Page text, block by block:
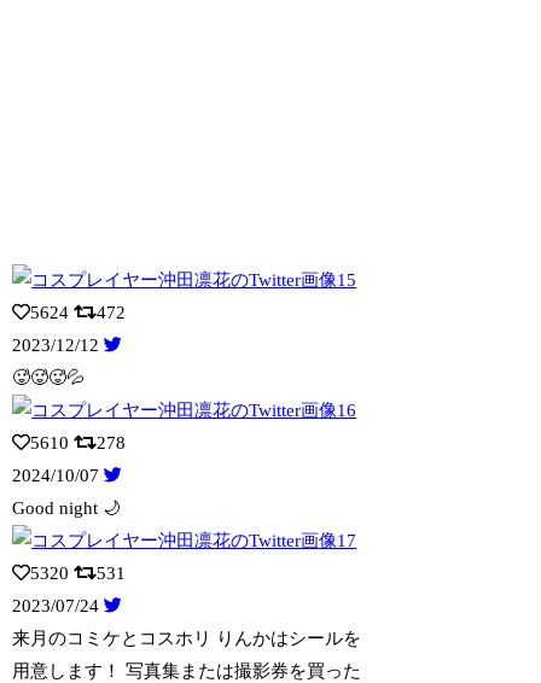
5624
472
2023/12/12
🥵🥵🥵💦
5610
278
2024/10/07
Good night 🌙
5320
531
2023/07/24
来月のコミケとコスホリ りんかはシールを
用意します！ 写真集または撮影券を買った